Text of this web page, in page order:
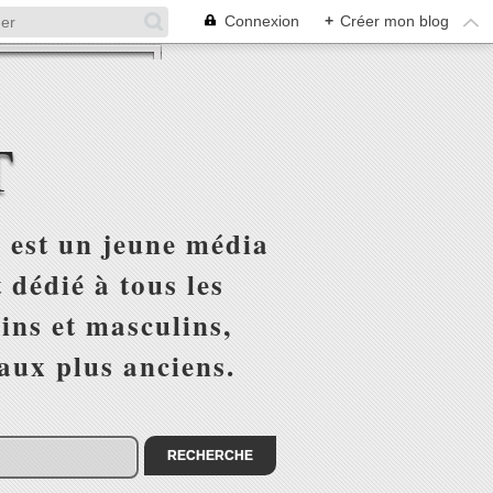
Connexion + Créer mon blog
un jeune média
à tous les
et masculins,
plus anciens.